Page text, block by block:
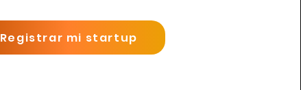
Registrar mi startup